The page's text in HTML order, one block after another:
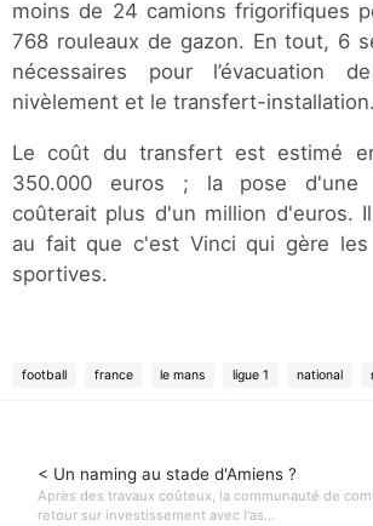
moins de 24 camions frigorifiques
768 rouleaux de gazon. En tout, 6
nécessaires pour l’évacuation
nivèlement et le transfert-installation.
Le coût du transfert est estimé
350.000 euros ; la pose d'une
coûterait plus d'un million d'euros.
au fait que c'est Vinci qui gère les
sportives.
football france le mans ligue 1 national
< Un naming au stade d'Amiens ?
Après des travaux coûteux, la communauté de
retour sur investissement avec l'as...